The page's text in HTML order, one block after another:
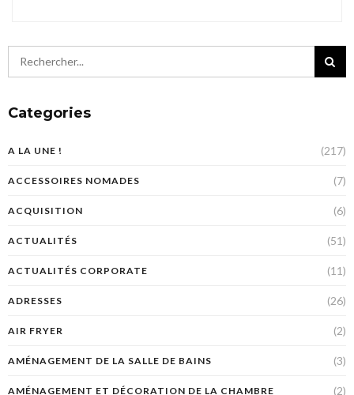
Categories
A LA UNE ! (217)
ACCESSOIRES NOMADES (7)
ACQUISITION (6)
ACTUALITÉS (51)
ACTUALITÉS CORPORATE (11)
ADRESSES (26)
AIR FRYER (2)
AMÉNAGEMENT DE LA SALLE DE BAINS (3)
AMÉNAGEMENT ET DÉCORATION DE LA CHAMBRE (2)